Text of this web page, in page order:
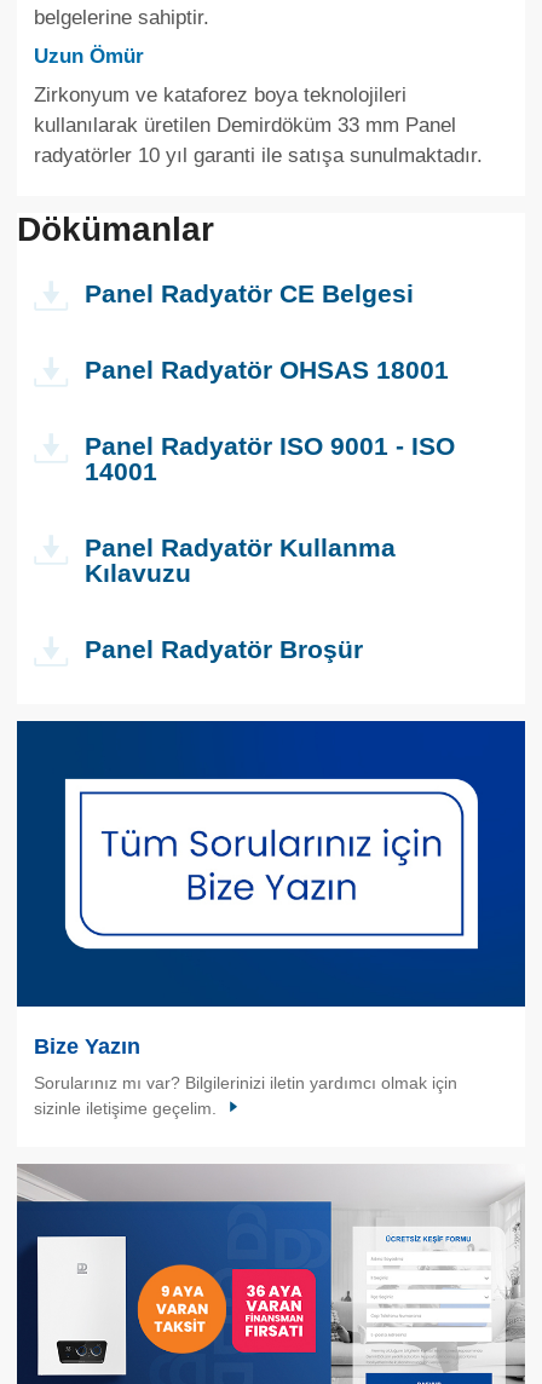
belgelerine sahiptir.
Uzun Ömür
Zirkonyum ve kataforez boya teknolojileri
kullanılarak üretilen Demirdöküm 33 mm Panel
radyatörler 10 yıl garanti ile satışa sunulmaktadır.
Dökümanlar
Panel Radyatör CE Belgesi
Panel Radyatör OHSAS 18001
Panel Radyatör ISO 9001 - ISO
14001
Panel Radyatör Kullanma
Kılavuzu
Panel Radyatör Broşür
Bize Yazın
Sorularınız mı var? Bilgilerinizi iletin yardımcı olmak için
sizinle iletişime geçelim.